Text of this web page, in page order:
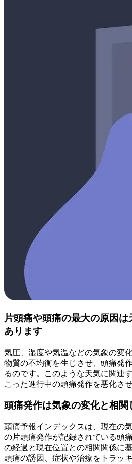
片頭痛や頭痛の最大の原因
あります
気圧、湿度や気温などの気象の変
物質の不均衡を生じさせ、頭痛発
るのです。このような天気に関連
こった進行中の頭痛発作を悪化さ
頭痛発作は気象の変化と相関
頭痛予報インデックスは、現在の
の片頭痛発作が記録されている頭
の経過と現在位置との相関関係に
頭痛の誘因、症状や治療をトラッ